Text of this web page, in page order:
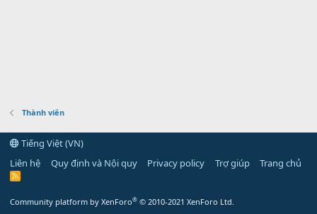
Thành viên
Tiếng Việt (VN)
Liên hệ
Quy định và Nội quy Privacy policy Trợ giúp Trang chủ
R
Community platform by XenForo® © 2010-2021 XenForo Ltd.